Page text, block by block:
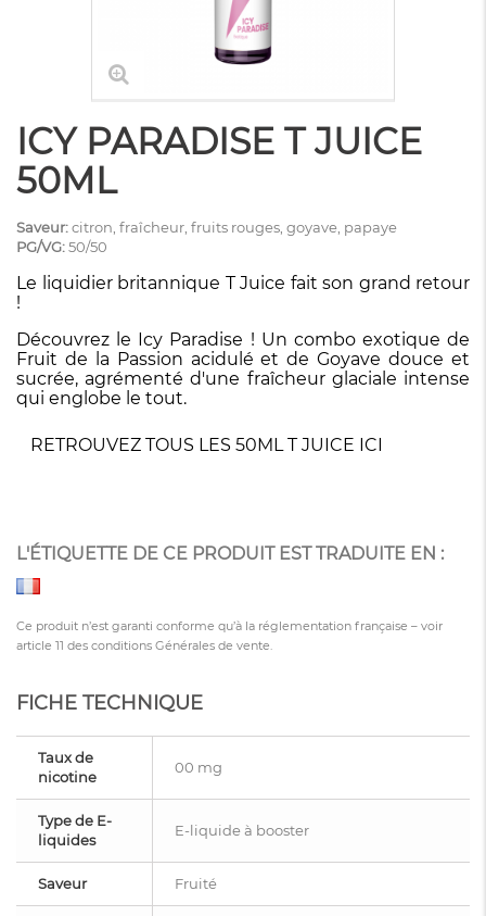
ICY PARADISE T JUICE
50ML
Saveur:citron, fraîcheur, fruits rouges, goyave, papaye
PG/VG:50/50
Le liquidier britannique T Juice fait son grand retour
!
Découvrez le Icy Paradise ! Un combo exotique de
Fruit de la Passion acidulé et de Goyave douce et
sucrée, agrémenté d'une fraîcheur glaciale intense
qui englobe le tout.
RETROUVEZ TOUS LES 50ML T JUICE ICI
L'ÉTIQUETTE DE CE PRODUIT EST TRADUITE EN :
Ce produit n’est garanti conforme qu’à la réglementation française – voir
article 11 des conditions Générales de vente.
FICHE TECHNIQUE
Taux de
nicotine
00 mg
Type de E-
liquides
E-liquide à booster
Saveur Fruité